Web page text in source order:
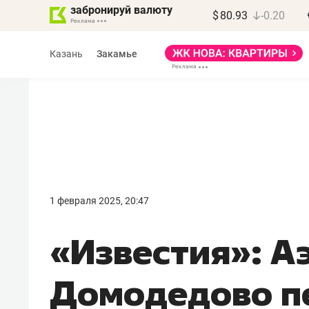
забронируй валюту $ 80.93 -0.20
Казань Закамье
1 февраля 2025, 20:47
«Известия»:
Домодедово
девелопера – найти
правильный продукт»
Девелопер из топ-10*
Башкортостана входит в Татарстан